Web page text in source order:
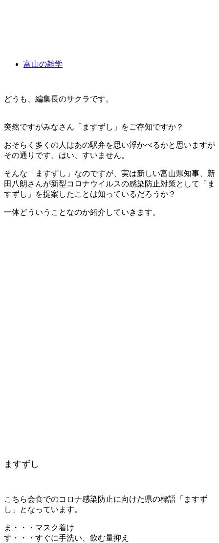
富山の雑学
どうも、編集長のサクラです。
突然ですがみなさん「ますずし」をご存知ですか？
おそらく多くの人はあの駅弁を思い浮かべるかと思いますが
その通りです。はい、すいません。
そんな「ますずし」なのですが、実は新しい富山県知事、新
田八朗さんが新型コロナウイルスの感染防止対策として「ま
すずし」を提案したことは知っているだろうか？
一体どういうことなのか紹介していきます。
ますずし
こちら会食でのコロナ感染防止に向けた県の標語「ますず
し」となっています。
ま・・・マスク着け
す・・・すぐに手洗い、飲む量抑え